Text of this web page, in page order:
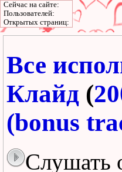
Все
Клайд (
(bonus
Слушать
Сейчас на сайте:
Пользователей:
Открытых страниц: